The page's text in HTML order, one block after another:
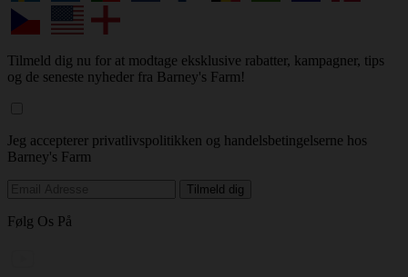
Tilmeld dig nu for at modtage eksklusive rabatter, kampagner, tips
og de seneste nyheder fra Barney's Farm!
Jeg accepterer privatlivspolitikken og handelsbetingelserne hos
Barney's Farm
Følg Os På